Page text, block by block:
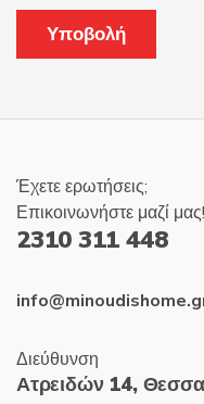
Έχετε ερωτήσεις;
Επικοινωνήστε μαζί μας!
2310 311 448
Διεύθυνση
Ατρειδών 14,